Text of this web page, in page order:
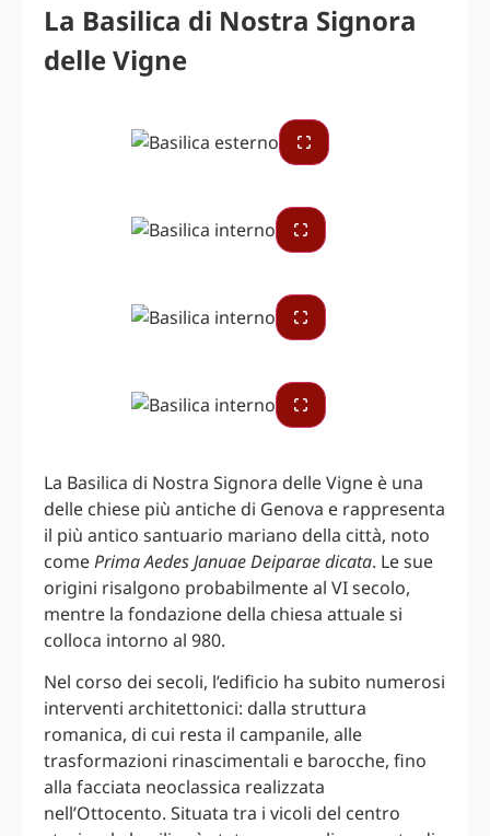
La Basilica di Nostra Signora
delle Vigne
La Basilica di Nostra Signora delle Vigne è una
delle chiese più antiche di Genova e rappresenta
il più antico santuario mariano della città, noto
comePrima Aedes Januae Deiparae dicata. Le sue
origini risalgono probabilmente al VI secolo,
mentre la fondazione della chiesa attuale si
colloca intorno al 980.
Nel corso dei secoli, l’edificio ha subito numerosi
interventi architettonici: dalla struttura
romanica, di cui resta il campanile, alle
trasformazioni rinascimentali e barocche, fino
alla facciata neoclassica realizzata
nell’Ottocento. Situata tra i vicoli del centro